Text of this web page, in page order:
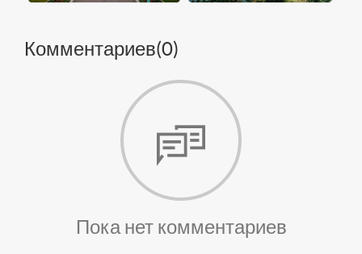
Комментариев(0)
Пока нет комментариев